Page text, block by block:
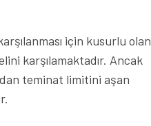
için kusurlu olan
karşılamaktadır. Ancak
teminat limitini aşan